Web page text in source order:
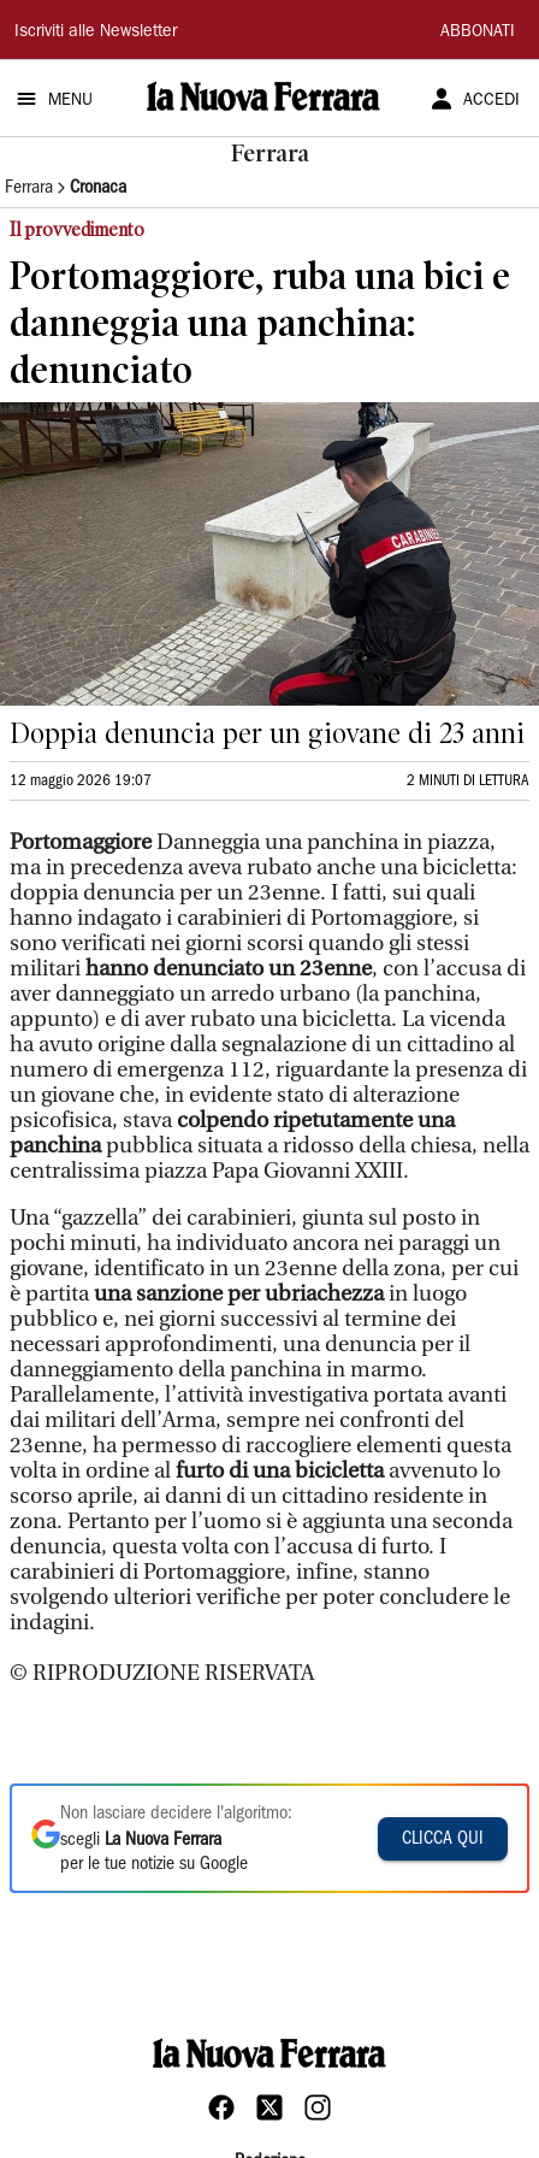
La
Nuova
Ferrara
Iscriviti alle Newsletter ABBONATI
MENU ACCEDI
Ferrara
Ferrara Cronaca
Il provvedimento
Portomaggiore, ruba una bici e
danneggia una panchina:
denunciato
Doppia denuncia per un giovane di 23 anni
12 maggio 2026 19:07 2 MINUTI DI LETTURA
PortomaggioreDanneggia una panchina in piazza,
ma in precedenza aveva rubato anche una bicicletta:
doppia denuncia per un 23enne. I fatti, sui quali
hanno indagato i carabinieri di Portomaggiore, si
sono verificati nei giorni scorsi quando gli stessi
militarihanno denunciato un 23enne, con l’accusa di
aver danneggiato un arredo urbano (la panchina,
appunto) e di aver rubato una bicicletta. La vicenda
ha avuto origine dalla segnalazione di un cittadino al
numero di emergenza 112, riguardante la presenza di
un giovane che, in evidente stato di alterazione
psicofisica, stavacolpendo ripetutamente una
panchinapubblica situata a ridosso della chiesa, nella
centralissima piazza Papa Giovanni XXIII.
Una “gazzella” dei carabinieri, giunta sul posto in
pochi minuti, ha individuato ancora nei paraggi un
giovane, identificato in un 23enne della zona, per cui
è partitauna sanzione per ubriachezzain luogo
pubblico e, nei giorni successivi al termine dei
necessari approfondimenti, una denuncia per il
danneggiamento della panchina in marmo.
Parallelamente, l’attività investigativa portata avanti
dai militari dell’Arma, sempre nei confronti del
23enne, ha permesso di raccogliere elementi questa
volta in ordine alfurto di una biciclettaavvenuto lo
scorso aprile, ai danni di un cittadino residente in
zona. Pertanto per l’uomo si è aggiunta una seconda
denuncia, questa volta con l’accusa di furto. I
carabinieri di Portomaggiore, infine, stanno
svolgendo ulteriori verifiche per poter concludere le
indagini.
© RIPRODUZIONE RISERVATA
Non lasciare decidere l'algoritmo:
scegli La Nuova Ferrara
per le tue notizie su Google
CLICCA QUI